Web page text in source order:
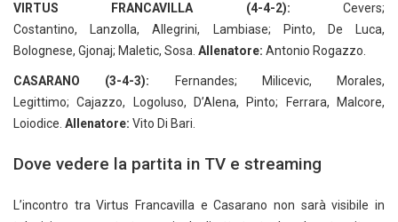
VIRTUS FRANCAVILLA (4-4-2): Cevers;
Costantino, Lanzolla, Allegrini, Lambiase; Pinto, De Luca,
Bolognese, Gjonaj; Maletic, Sosa. Allenatore: Antonio Rogazzo.
CASARANO (3-4-3): Fernandes; Milicevic, Morales,
Legittimo; Cajazzo, Logoluso, D’Alena, Pinto; Ferrara, Malcore,
Loiodice. Allenatore: Vito Di Bari.
Dove vedere la partita in TV e streaming
L’incontro tra Virtus Francavilla e Casarano non sarà visibile in